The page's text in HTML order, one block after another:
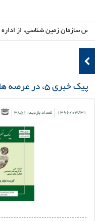
زمین شناسی، از اداره کل
پیک خبری 5، در عرصه های توفیق
1396/03/31 تعداد بازدید: 3851